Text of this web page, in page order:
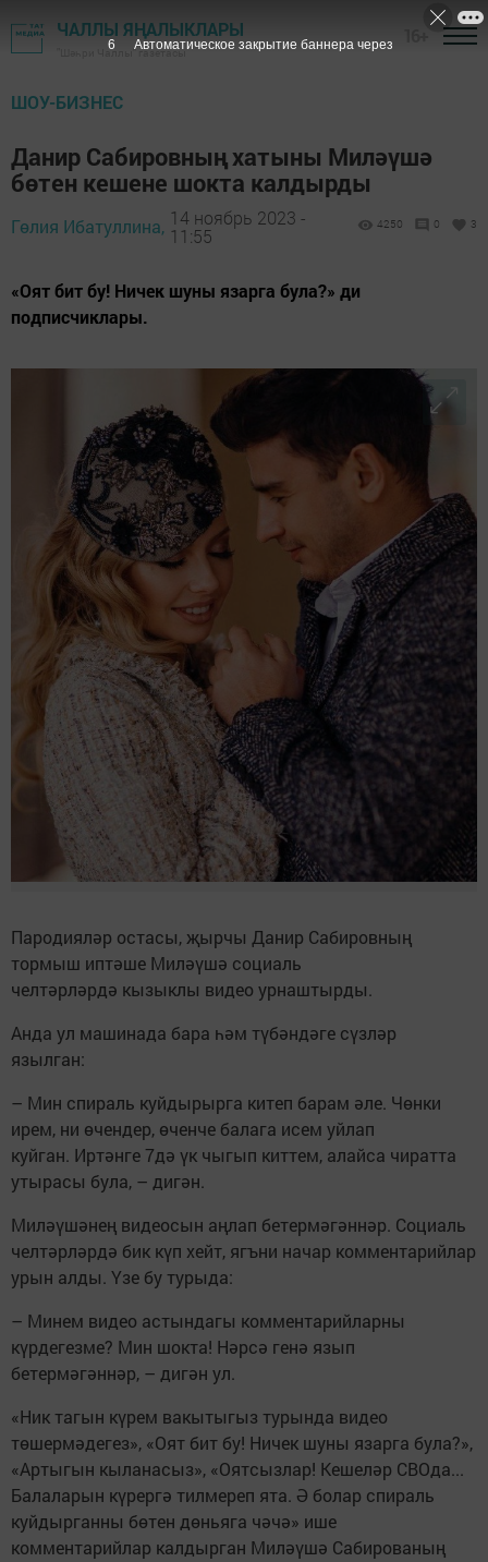
ЧАЛЛЫ ЯҢАЛЫКЛАРЫ
"Шәһри Чаллы" газетасы
ШОУ-БИЗНЕС
Данир Сабировның хатыны Миләүшә
бөтен кешене шокта калдырды
Гөлия Ибатуллина, 14 ноябрь 2023 -
11:55
4250 0 3
«Оят бит бу! Ничек шуны язарга була?» ди
подписчиклары.
Пародияләр остасы, җырчы Данир Сабировның
тормыш иптәше Миләүшә социаль
челтәрләрдә кызыклы видео урнаштырды.
Анда ул машинада бара һәм түбәндәге сүзләр
язылган:
– Мин спираль куйдырырга китеп барам әле. Чөнки
ирем, ни өчендер, өченче балага исем уйлап
куйган. Иртәнге 7дә үк чыгып киттем, алайса чиратта
утырасы була, – дигән.
Миләүшәнең видеосын аңлап бетермәгәннәр. Социаль
челтәрләрдә бик күп хейт, ягъни начар комментарийлар
урын алды. Үзе бу турыда:
– Минем видео астындагы комментарийларны
күрдегезме? Мин шокта! Нәрсә генә язып
бетермәгәннәр, – дигән ул.
«Ник тагын күрем вакытыгыз турында видео
төшермәдегез», «Оят бит бу! Ничек шуны язарга була?»,
«Артыгын кыланасыз», «Оятсызлар! Кешеләр СВОда...
Балаларын күрергә тилмереп ята. Ә болар спираль
куйдырганны бөтен дөньяга чәчә» ише
комментарийлар калдырган Миләүшә Сабированың
5 Автоматическое закрытие баннера через